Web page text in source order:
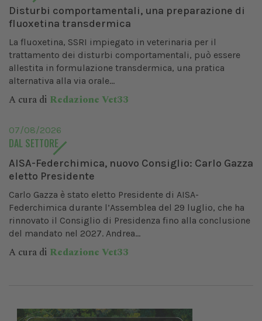
Disturbi comportamentali, una preparazione di
fluoxetina transdermica
La fluoxetina, SSRI impiegato in veterinaria per il
trattamento dei disturbi comportamentali, può essere
allestita in formulazione transdermica, una pratica
alternativa alla via orale...
A cura di Redazione Vet33
07/08/2026
DAL SETTORE
AISA-Federchimica, nuovo Consiglio: Carlo Gazza
eletto Presidente
Carlo Gazza è stato eletto Presidente di AISA-
Federchimica durante l’Assemblea del 29 luglio, che ha
rinnovato il Consiglio di Presidenza fino alla conclusione
del mandato nel 2027. Andrea...
A cura di Redazione Vet33